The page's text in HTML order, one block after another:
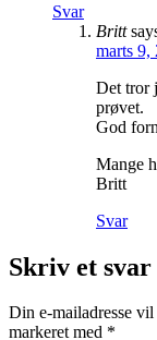
Svar
Britt
marts 9,
Det tror
prøvet.
God
Mange
Britt
Svar
Skriv et svar
Din e-mailadresse
markeret med *